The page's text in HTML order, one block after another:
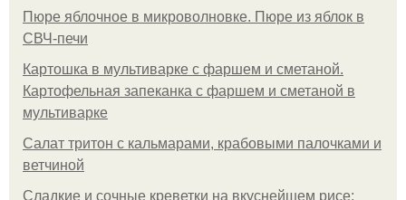
Пюре яблочное в микроволновке. Пюре из яблок в
СВЧ-печи
Картошка в мультиварке с фаршем и сметаной.
Картофельная запеканка с фаршем и сметаной в
мультиварке
Салат тритон с кальмарами, крабовыми палочками и
ветчиной
Сладкие и сочные креветки на вкуснейшем рисе: